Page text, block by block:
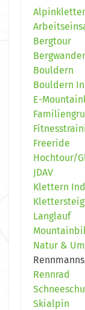
Bergtour
Bouldern
Bouldern
E-
Freeride
Hochtour/
JDAV
Klettern
Klettersteig
Langlauf
Natur &
Rennrad
Skialpin